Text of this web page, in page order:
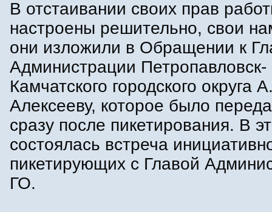
В отстаивании своих прав
настроены решительно, свои
они изложили в Обращении к
Администрации Петропавловск-
Камчатского городского округа
Алексееву, которое было
сразу после пикетирования. В
состоялась встреча
пикетирующих с Главой
ГО.